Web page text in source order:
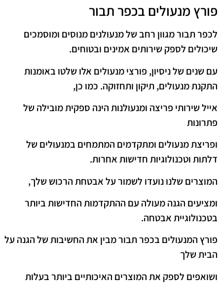
פורץ מנעולים בכפר תבור
לכפר תבור מגוון רחב של מנעולנים מנוסים ומוסמכים
שיכולים לספק שירותים אמינים ובטוחים.
עם שנים של ניסיון, פורצי מנעולים אלו שלטו באומנות
התקנת מנעולים, תיקון ותחזוקה. כמו כן,
אייל שירותי פריצה ומנעולנות הינה ספקית מובילה של
פתרונות
ופריצת מנעולים ומתקדמים המתמחים במנעולים של
דלתות וטכנולוגיות חדישות אחרות.
המוצרים שלנו נועדו לשמור על אבטחת הרכוש שלך,
ומציעים הגנה מעולה עם ההתקדמות החדישות ביותר
בטכנולוגיית אבטחה.
פורץ המנעולים בכפר תבור מבין את החשיבות של הגנה על
הבית שלך
ושואפים לספק את המוצרים האיכותיים ביותר בעלות